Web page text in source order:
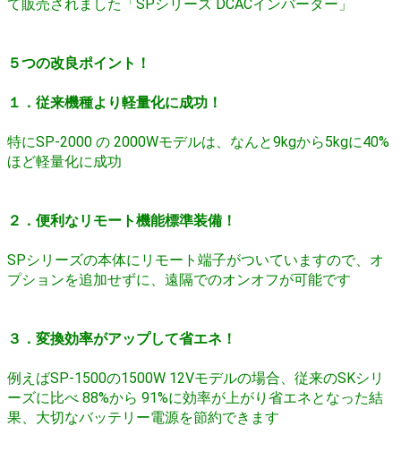
て販売されました「SPシリーズ DCACインバーター」
５つの改良ポイント！
１．従来機種より軽量化に成功！
特にSP-2000 の 2000Wモデルは、なんと9kgから5kgに40%
ほど軽量化に成功
２．便利なリモート機能標準装備！
SPシリーズの本体にリモート端子がついていますので、オ
プションを追加せずに、遠隔でのオンオフが可能です
３．変換効率がアップして省エネ！
例えばSP-1500の1500W 12Vモデルの場合、従来のSKシリ
ーズに比べ 88%から 91%に効率が上がり省エネとなった結
果、大切なバッテリー電源を節約できます